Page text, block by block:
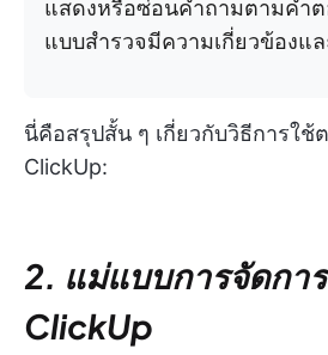
แสดงหรือซ่อนคำถามตามคำ
แบบสำรวจมีความเกี่ยวข้องแ
นี่คือสรุปสั้น ๆ เกี่ยวกับวิธีการใช้
ClickUp:
2. แม่แบบการจัดกา
ClickUp